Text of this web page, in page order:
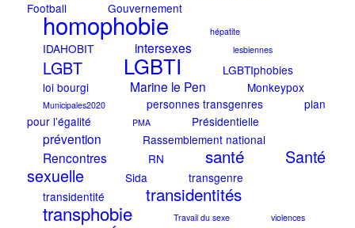
Football
Gouvernement
homophobie hépatite
IDAHOBIT intersexes lesbiennes
LGBT LGBTI
LGBTIphobies
loi bourgi
Marine le Pen Monkeypox
Municipales2020 personnes transgenres
plan
pour l’égalité
PMA Présidentielle
prévention Rassemblement national
Rencontres RN santé
Santé
sexuelle
Sida
transgenre
transidentité
transidentités
transphobie Travail du sexe violences